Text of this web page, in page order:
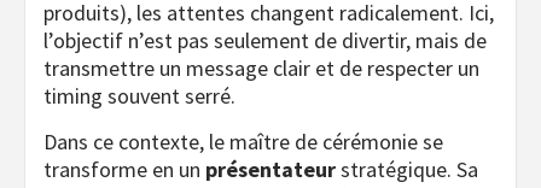
produits), les attentes changent radicalement. Ici,
l’objectif n’est pas seulement de divertir, mais de
transmettre un message clair et de respecter un
timing souvent serré.
Dans ce contexte, le maître de cérémonie se
transforme en un présentateurstratégique. Sa